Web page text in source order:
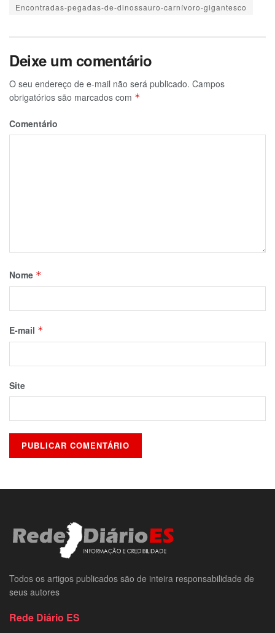
Encontradas-pegadas-de-dinossauro-carnívoro-gigantesco
Deixe um comentário
O seu endereço de e-mail não será publicado. Campos
obrigatórios são marcados com *
Comentário
Nome *
E-mail *
Site
Todos os artigos publicados são de inteira responsabilidade de
seus autores
Rede Diário ES